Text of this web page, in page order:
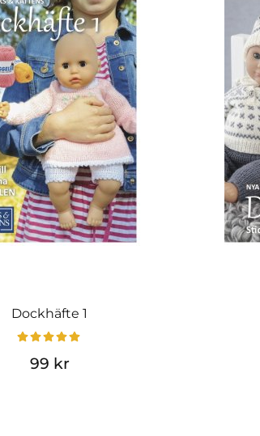
Dockhäfte 1
99 kr